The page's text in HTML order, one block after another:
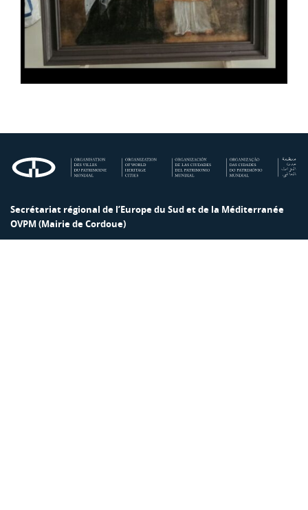
Secrétariat régional de l’Europe du Sud et de la Méditerranée
OVPM (Mairie de Cordoue)
Calle Rey Heredia, 22. 14003 Córdoba.